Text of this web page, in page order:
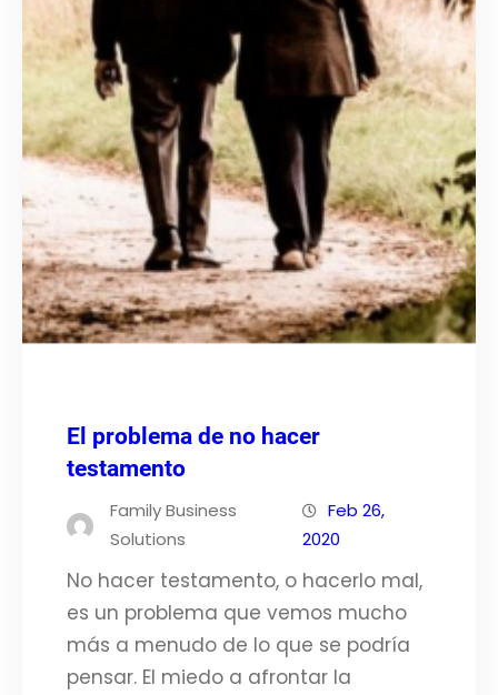
El problema de no hacer
testamento
Family Business
Solutions
Feb 26,
2020
No hacer testamento, o hacerlo mal,
es un problema que vemos mucho
más a menudo de lo que se podría
pensar. El miedo a afrontar la